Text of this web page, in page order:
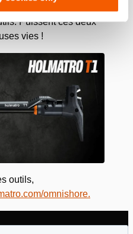
Puissent ces deux
vies !
outils,
omnishore.